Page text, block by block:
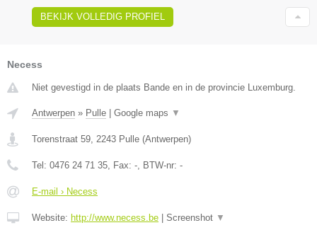
BEKIJK VOLLEDIG PROFIEL
Necess
Niet gevestigd in de plaats Bande en in de provincie Luxemburg.
Antwerpen » Pulle Google maps ▼
Torenstraat 59, 2243 Pulle (Antwerpen)
Tel: 0476 24 71 35, Fax: -, BTW-nr: -
E-mail › Necess
Website: http://www.necess.be Screenshot ▼